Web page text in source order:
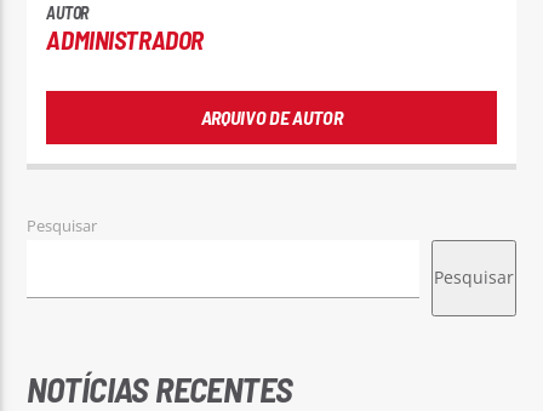
AUTOR
ADMINISTRADOR
ARQUIVO DE AUTOR
Pesquisar
Pesquisar
NOTÍCIAS RECENTES